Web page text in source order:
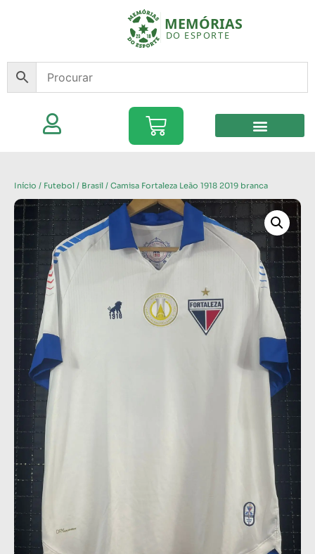
Início / Futebol / Brasil / Camisa Fortaleza Leão 1918 2019 branca